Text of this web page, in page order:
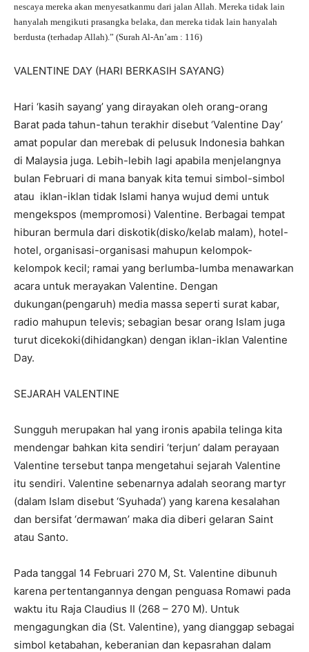
nescaya mereka akan menyesatkanmu dari jalan Allah. Mereka tidak lain
hanyalah mengikuti prasangka belaka, dan mereka tidak lain hanyalah
berdusta (terhadap Allah).” (Surah Al-An’am : 116)
VALENTINE DAY (HARI BERKASIH SAYANG)
Hari ‘kasih sayang’ yang dirayakan oleh orang-orang
Barat pada tahun-tahun terakhir disebut ‘Valentine Day’
amat popular dan merebak di pelusuk Indonesia bahkan
di Malaysia juga. Lebih-lebih lagi apabila menjelangnya
bulan Februari di mana banyak kita temui simbol-simbol
atau iklan-iklan tidak Islami hanya wujud demi untuk
mengekspos (mempromosi) Valentine. Berbagai tempat
hiburan bermula dari diskotik(disko/kelab malam), hotel-
hotel, organisasi-organisasi mahupun kelompok-
kelompok kecil; ramai yang berlumba-lumba menawarkan
acara untuk merayakan Valentine. Dengan
dukungan(pengaruh) media massa seperti surat kabar,
radio mahupun televis; sebagian besar orang Islam juga
turut dicekoki(dihidangkan) dengan iklan-iklan Valentine
Day.
SEJARAH VALENTINE
Sungguh merupakan hal yang ironis apabila telinga kita
mendengar bahkan kita sendiri ‘terjun’ dalam perayaan
Valentine tersebut tanpa mengetahui sejarah Valentine
itu sendiri. Valentine sebenarnya adalah seorang martyr
(dalam Islam disebut ‘Syuhada’) yang karena kesalahan
dan bersifat ‘dermawan’ maka dia diberi gelaran Saint
atau Santo.
Pada tanggal 14 Februari 270 M, St. Valentine dibunuh
karena pertentangannya dengan penguasa Romawi pada
waktu itu Raja Claudius II (268 – 270 M). Untuk
mengagungkan dia (St. Valentine), yang dianggap sebagai
simbol ketabahan, keberanian dan kepasrahan dalam